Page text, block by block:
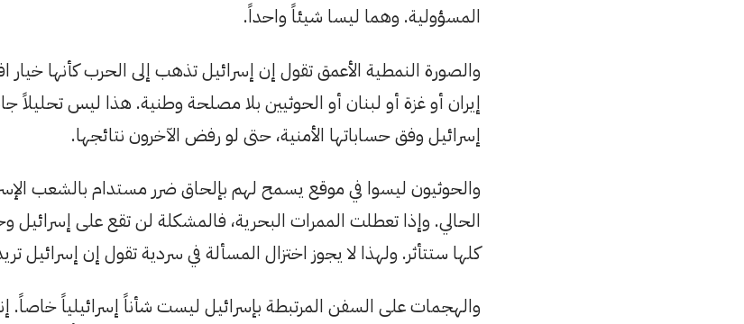
المسؤولية. وهما ليسا شيئاً واحداً.
والصورة النمطية الأعمق تقول إن إسرائيل تذهب إلى الحرب كأنها خيار
إيران أو غزة أو لبنان أو الحوثيين بلا مصلحة وطنية. هذا ليس تحليلاً
إسرائيل وفق حساباتها الأمنية، حتى لو رفض الآخرون نتائجها.
والحوثيون ليسوا في موقع يسمح لهم بإلحاق ضرر مستدام بالشعب
الحالي. وإذا تعطلت الممرات البحرية، فالمشكلة لن تقع على إسرائيل
كلها ستتأثر. ولهذا لا يجوز اختزال المسألة في سردية تقول إن إسرائيل
والهجمات على السفن المرتبطة بإسرائيل ليست شأناً إسرائيلياً خاصاً.